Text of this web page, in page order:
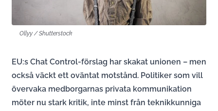
Ollyy / Shutterstock
EU:s Chat Control-förslag har skakat unionen – men
också väckt ett oväntat motstånd. Politiker som vill
övervaka medborgarnas privata kommunikation
möter nu stark kritik, inte minst från teknikkunniga